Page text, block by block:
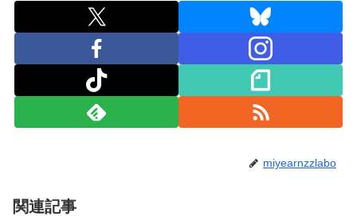
miyearnzzlabo
関連記事